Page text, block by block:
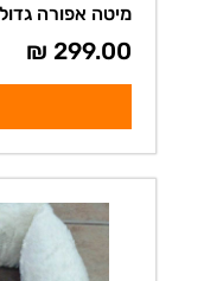
מיטה אפורה
299.00
₪